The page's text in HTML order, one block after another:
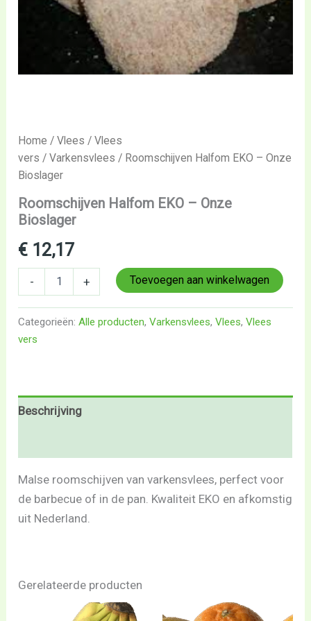
Home /Vlees /Vlees
vers /Varkensvlees / Roomschijven Halfom EKO – Onze
Bioslager
Roomschijven Halfom EKO – Onze
Bioslager
€ 12,17
- + Toevoegen aan winkelwagen
Categorieën:Alle producten,Varkensvlees,Vlees,Vlees
vers
Beschrijving
Malse roomschijven van varkensvlees, perfect voor
de barbecue of in de pan. Kwaliteit EKO en afkomstig
uit Nederland.
Gerelateerde producten